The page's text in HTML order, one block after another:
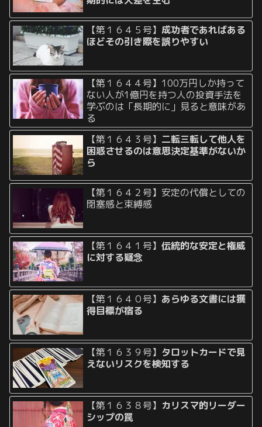
【第１６４５号】成功者であればある
ほどその引き際を誤りやすい
【第１６４４号】100万円しか持って
ない人が1億円を持つ人の投資手法を
学ぶのは「長期的に」見ると意味があ
る
【第１６４３号】 二転三転して他人を
困惑させるのは意思決定基準がないか
ら
【第１６４２号】安定の代償としての
閉塞感と束縛感
【第１６４１号】伝統的な安定と権威
に対する疑念
【第１６４０号】 あらゆる文書には獲
得目標が宿る
【第１６３９号】 タロットカードで見
えないリスクを検知する
【第１６３８号】 カリスマ的リーダー
シップの罠